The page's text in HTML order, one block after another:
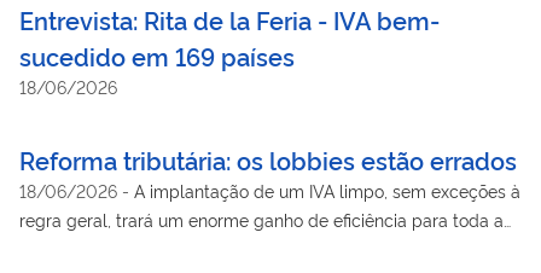
Entrevista: Rita de la Feria - IVA bem-
sucedido em 169 países
18/06/2026
Reforma tributária: os lobbies estão errados
18/06/2026 - A implantação de um IVA limpo, sem exceções à
regra geral, trará um enorme ganho de eficiência para toda a